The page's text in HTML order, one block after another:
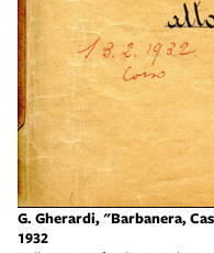
G. Gherardi, "Barbanera,
1932